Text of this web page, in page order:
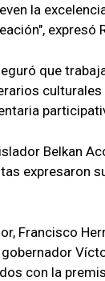
la
expresó
que
Belkan
expresaron
Francisco
con la